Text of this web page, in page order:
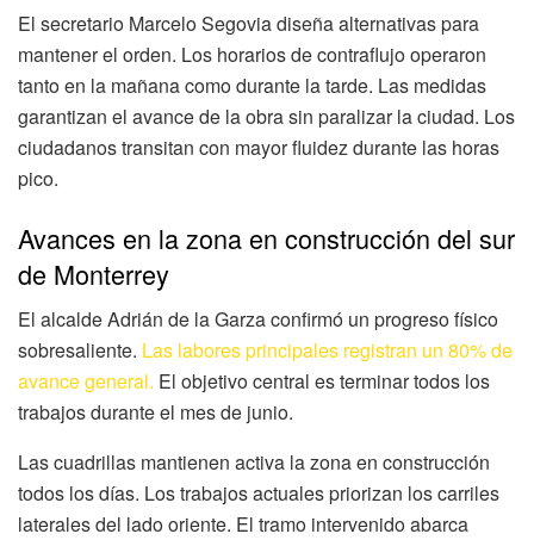
El secretario Marcelo Segovia diseña alternativas para
mantener el orden. Los horarios de contraflujo operaron
tanto en la mañana como durante la tarde. Las medidas
garantizan el avance de la obra sin paralizar la ciudad. Los
ciudadanos transitan con mayor fluidez durante las horas
pico.
Avances en la zona en construcción del sur
de Monterrey
El alcalde Adrián de la Garza confirmó un progreso físico
sobresaliente. Las labores principales registran un 80% de
avance general. El objetivo central es terminar todos los
trabajos durante el mes de junio.
Las cuadrillas mantienen activa la zona en construcción
todos los días. Los trabajos actuales priorizan los carriles
laterales del lado oriente. El tramo intervenido abarca